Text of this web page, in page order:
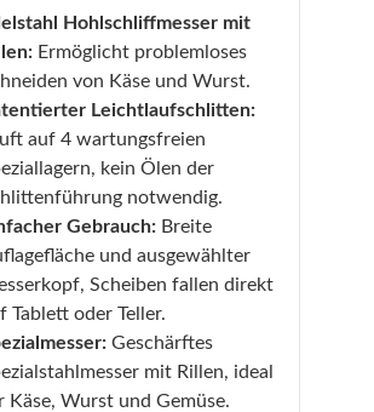
Hohlschliffmesser mit
Ermöglicht problemloses
von Käse und Wurst.
Leichtlaufschlitten:
auf 4 wartungsfreien
kein Ölen der
notwendig.
Gebrauch:Breite
und ausgewählter
Scheiben fallen direkt
Tablett oder Teller.
Geschärftes
mit Rillen, ideal
Käse, Wurst und Gemüse.